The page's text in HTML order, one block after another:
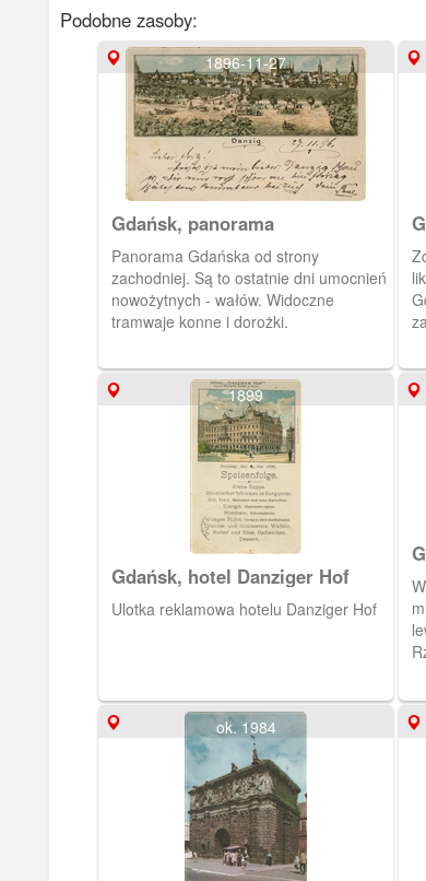
Podobne zasoby:
1896-11-27
Gdańsk, panorama
Panorama Gdańska od strony
zachodniej. Są to ostatnie dni umocnień
nowożytnych - wałów. Widoczne
tramwaje konne i dorożki.
1899
Gdańsk, hotel Danziger Hof
Ulotka reklamowa hotelu Danziger Hof
ok. 1984